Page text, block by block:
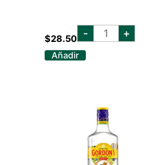
$28.50 - tanqueray
flor +
Añadir